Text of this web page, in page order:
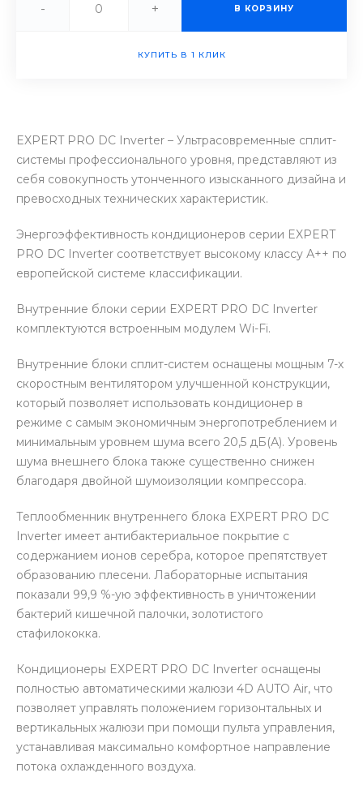
- + В КОРЗИНУ
КУПИТЬ В 1 КЛИК
EXPERT PRO DC Inverter – Ультрасовременные сплит-
системы профессионального уровня, представляют из
себя совокупность утонченного изысканного дизайна и
превосходных технических характеристик.
Энергоэффективность кондиционеров серии EXPERT
PRO DC Inverter соответствует высокому классу А++ по
европейской системе классификации.
Внутренние блоки серии EXPERT PRO DC Inverter
комплектуются встроенным модулем Wi-Fi.
Внутренние блоки сплит-систем оснащены мощным 7-х
скоростным вентилятором улучшенной конструкции,
который позволяет использовать кондиционер в
режиме с самым экономичным энергопотреблением и
минимальным уровнем шума всего 20,5 дБ(А). Уровень
шума внешнего блока также существенно снижен
благодаря двойной шумоизоляции компрессора.
Теплообменник внутреннего блока EXPERT PRO DC
Inverter имеет антибактериальное покрытие с
содержанием ионов серебра, которое препятствует
образованию плесени. Лабораторные испытания
показали 99,9 %-ую эффективность в уничтожении
бактерий кишечной палочки, золотистого
стафилококка.
Кондиционеры EXPERT PRO DC Inverter оснащены
полностью автоматическими жалюзи 4D AUTO Air, что
позволяет управлять положением горизонтальных и
вертикальных жалюзи при помощи пульта управления,
устанавливая максимально комфортное направление
потока охлажденного воздуха.